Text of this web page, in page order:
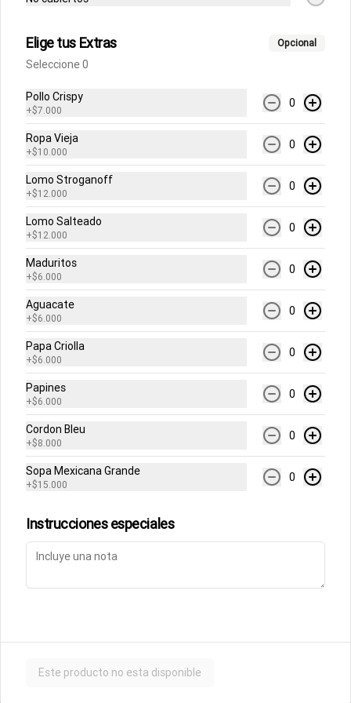
¿Dónde quieres pedir?
No hay productos en el menú
Términos y condiciones
Política de privacidad
Mi cuenta
Iniciar sesión
Elige tus Extras Opcional
Seleccione 0
Pollo Crispy
+$7.000
0
Ropa Vieja
+$10.000
0
Lomo Stroganoff
+$12.000
0
Lomo Salteado
+$12.000
0
Maduritos
+$6.000
0
Aguacate
+$6.000
0
Papa Criolla
+$6.000
0
Papines
+$6.000
0
Cordon Bleu
+$8.000
0
Sopa Mexicana Grande
+$15.000
0
Instrucciones especiales
Este producto no esta disponible